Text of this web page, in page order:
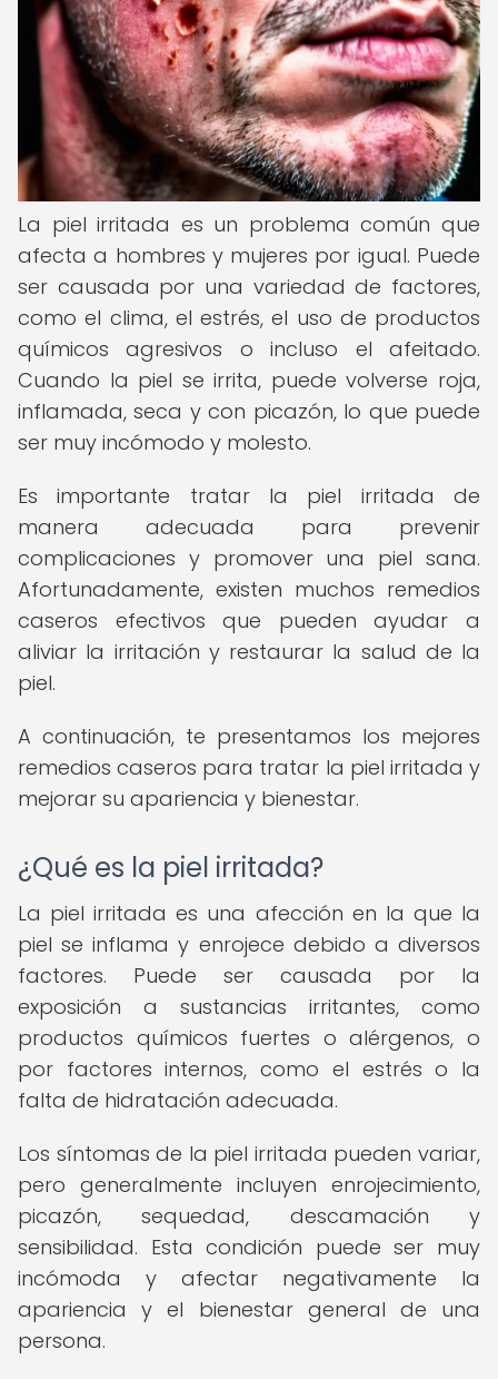
La piel irritada es un problema común que
afecta a hombres y mujeres por igual. Puede
ser causada por una variedad de factores,
como el clima, el estrés, el uso de productos
químicos agresivos o incluso el afeitado.
Cuando la piel se irrita, puede volverse roja,
inflamada, seca y con picazón, lo que puede
ser muy incómodo y molesto.
Es importante tratar la piel irritada de
manera adecuada para prevenir
complicaciones y promover una piel sana.
Afortunadamente, existen muchos remedios
caseros efectivos que pueden ayudar a
aliviar la irritación y restaurar la salud de la
piel.
A continuación, te presentamos los mejores
remedios caseros para tratar la piel irritada y
mejorar su apariencia y bienestar.
¿Qué es la piel irritada?
La piel irritada es una afección en la que la
piel se inflama y enrojece debido a diversos
factores. Puede ser causada por la
exposición a sustancias irritantes, como
productos químicos fuertes o alérgenos, o
por factores internos, como el estrés o la
falta de hidratación adecuada.
Los síntomas de la piel irritada pueden variar,
pero generalmente incluyen enrojecimiento,
picazón, sequedad, descamación y
sensibilidad. Esta condición puede ser muy
incómoda y afectar negativamente la
apariencia y el bienestar general de una
persona.